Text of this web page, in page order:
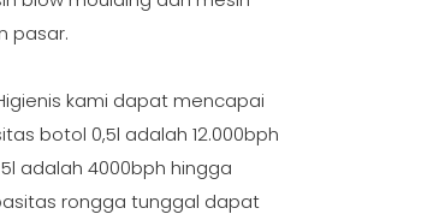
pasar.
kami dapat mencapai
botol 0,5l adalah 12.000bph
adalah 4000bph hingga
rongga tunggal dapat